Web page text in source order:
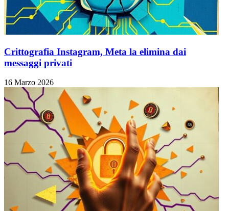
Crittografia Instagram, Meta la elimina dai
messaggi privati
16 Marzo 2026